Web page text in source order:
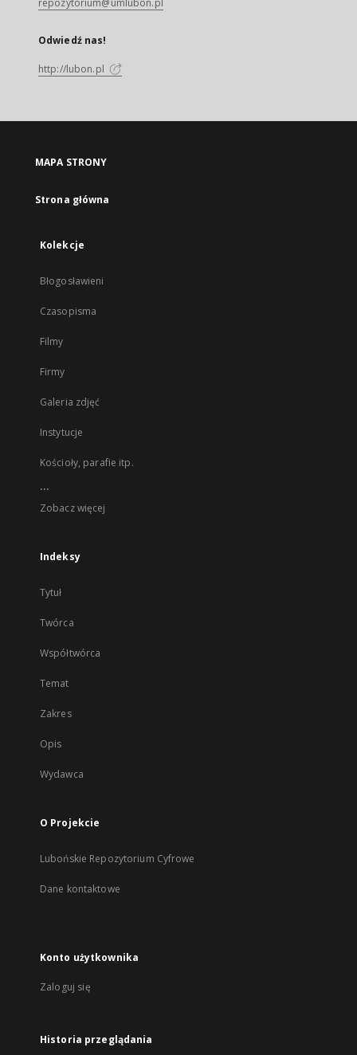
repozytorium@umlubon.pl
Odwiedź nas!
http://lubon.pl
MAPA STRONY
Strona główna
Kolekcje
Błogosławieni
Czasopisma
Filmy
Firmy
Galeria zdjęć
Instytucje
Kościoły, parafie itp.
...
Zobacz więcej
Indeksy
Tytuł
Twórca
Współtwórca
Temat
Zakres
Opis
Wydawca
O Projekcie
Lubońskie Repozytorium Cyfrowe
Dane kontaktowe
Konto użytkownika
Zaloguj się
Historia przeglądania